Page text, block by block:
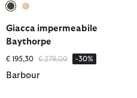
Giacca impermeabile
Baythorpe
€ 195,30 Prezzo ridotto da
€ 279,00a -30%
Barbour